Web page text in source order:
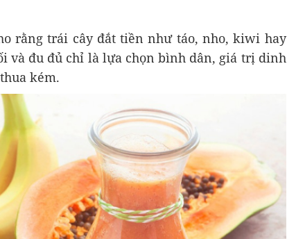
rằng trái cây đắt tiền như táo, nho, kiwi hay
và đu đủ chỉ là lựa chọn bình dân, giá trị dinh
kém.